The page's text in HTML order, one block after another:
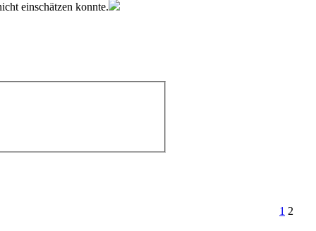
einschätzen konnte.
1 2